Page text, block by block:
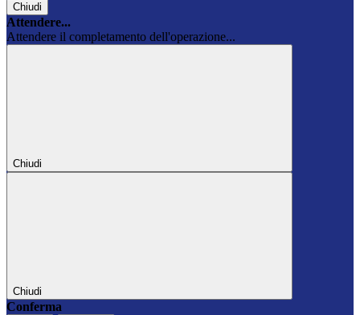
Chiudi
Attendere...
Attendere il completamento dell'operazione...
Chiudi
Chiudi
Conferma